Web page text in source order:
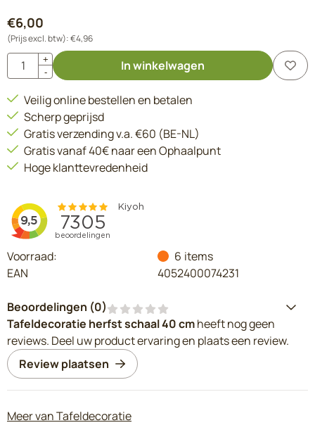
€6,00
(Prijs excl. btw):€4,96
Aantal
+
-
In winkelwagen
Veilig online bestellen en betalen
Scherp geprijsd
Gratis verzending v.a. €60 (BE-NL)
Gratis vanaf 40€ naar een Ophaalpunt
Hoge klanttevredenheid
Voorraad: 6 items
EAN
4052400074231
Beoordelingen (0)
Tafeldecoratie herfst schaal 40 cmheeft nog geen
reviews. Deel uw product ervaring en plaats een review.
Review plaatsen
Meer van Tafeldecoratie